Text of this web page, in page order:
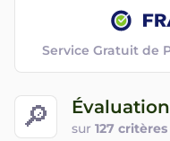
🔎 sur 127
Service Gratuit de